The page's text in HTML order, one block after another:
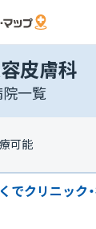
皮膚科
院一覧
可能
でクリニック